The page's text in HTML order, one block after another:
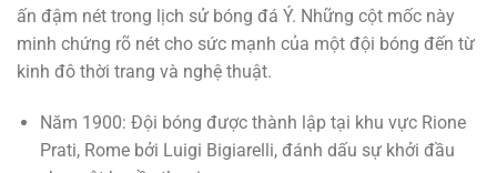
ấn đậm nét trong lịch sử bóng đá Ý. Những cột mốc này
minh chứng rõ nét cho sức mạnh của một đội bóng đến từ
kinh đô thời trang và nghệ thuật.
Năm 1900: Đội bóng được thành lập tại khu vực Rione
Prati, Rome bởi Luigi Bigiarelli, đánh dấu sự khởi đầu